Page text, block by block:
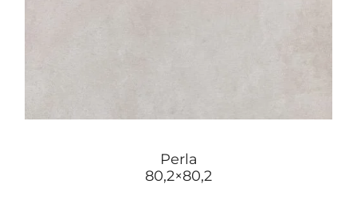
Perla
80,2×80,2